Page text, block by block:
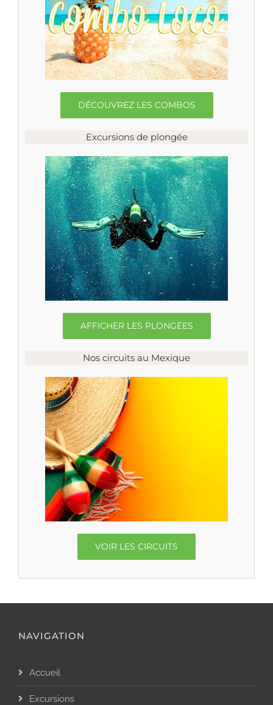
DÉCOUVREZ LES COMBOS
Excursions de plongée
AFFICHER LES PLONGÉES
Nos circuits au Mexique
VOIR LES CIRCUITS
NAVIGATION
Accueil
Excursions